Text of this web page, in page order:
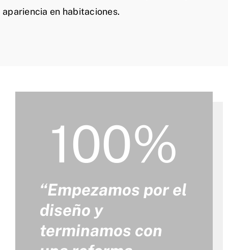
apariencia en habitaciones.
100%
“Empezamos por el
diseño y
terminamos con